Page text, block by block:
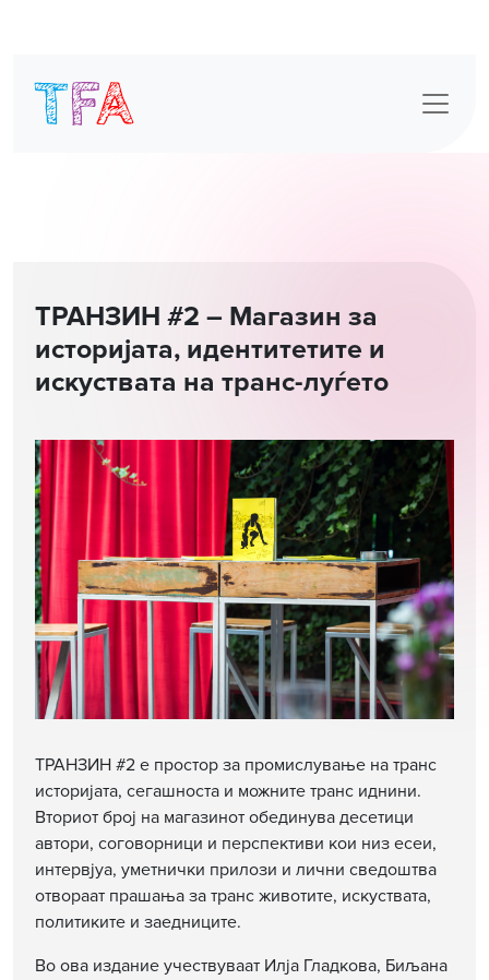
ТРАНЗИН #2 – Магазин за
историјата, идентитетите и
искуствата на транс-луѓето
ТРАНЗИН #2 е простор за промислување на транс
историјата, сегашноста и можните транс иднини.
Вториот број на магазинот обединува десетици
автори, соговорници и перспективи кои низ есеи,
интервјуа, уметнички прилози и лични сведоштва
отвораат прашања за транс животите, искуствата,
политиките и заедниците.
Во ова издание учествуваат Илја Гладкова, Биљана